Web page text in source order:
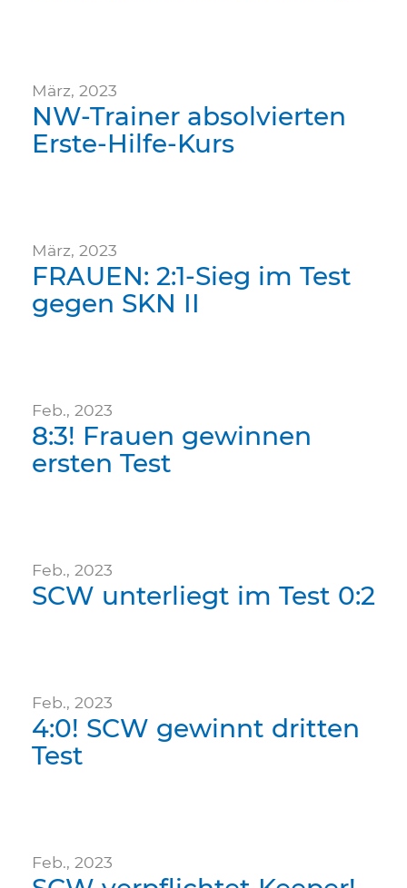
März, 2023
NW-Trainer absolvierten
Erste-Hilfe-Kurs
März, 2023
FRAUEN: 2:1-Sieg im Test
gegen SKN II
Feb., 2023
8:3! Frauen gewinnen
ersten Test
Feb., 2023
SCW unterliegt im Test 0:2
Feb., 2023
4:0! SCW gewinnt dritten
Test
Feb., 2023